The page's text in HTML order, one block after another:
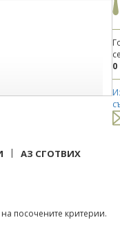
0
| АЗ СГОТВИХ
посочените критерии.